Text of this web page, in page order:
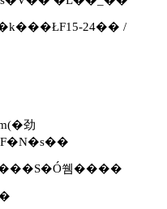
24�� /
劲
쒬����